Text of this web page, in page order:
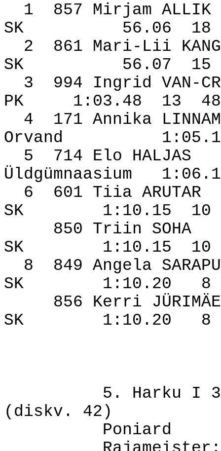
1
857 Mirjam ALLIK
SK
56.06
18
2
861 Mari-Lii
SK
56.07
15
3
994 Ingrid VAN-
PK
1:03.48 13
48
4
171 Annika
Orvand
5
714 Elo HALJAS
Üldgümnaasium
6
601 Tiia ARUTAR
SK
1:10.15
10
850 Triin SOHA
SK
1:10.15
10
8
849 Angela
SK
1:10.20
8
856 Kerri JÜRIMÄE
SK
1:10.20 8
5. Harku I
(diskv. 42)
Poniard